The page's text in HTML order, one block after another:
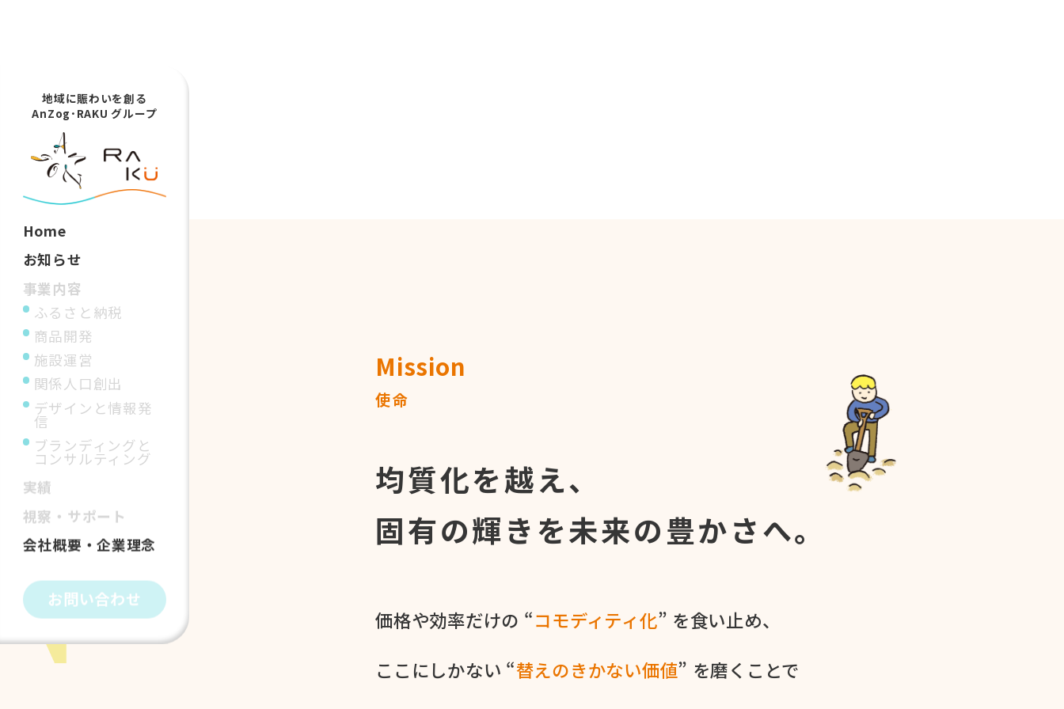
地域に賑わいを創る
AnZog･RAKU グループ
Home
お知らせ
事業内容
ふるさと納税
商品開発
施設運営
関係人口創出
デザインと情報発
信
ブランディングと
コンサルティング
実績
視察・サポート
会社概要・企業理念
お問い合わせ
Mission
使命
均質化を越え、
固有の輝きを未来の豊かさへ。
価格や​効率だけの​ “コモディティ化” を​食い​止め、
ここに​しかない​ “替えの​きかない​価値” を​磨く​ことで